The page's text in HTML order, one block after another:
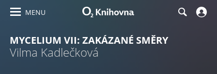
MENU
MYCELIUM VII: ZAKÁZANÉ SMĚRY
Vilma Kadlečková